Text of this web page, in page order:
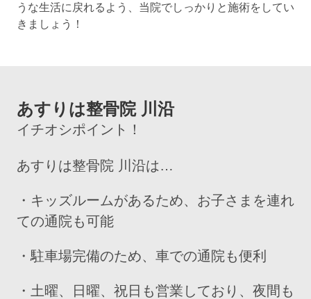
うな生活に戻れるよう、当院でしっかりと施術をしてい
きましょう！
あすりは整骨院 川沿
イチオシポイント！
あすりは整骨院 川沿は…
・キッズルームがあるため、お子さまを連れ
ての通院も可能
・駐車場完備のため、車での通院も便利
・土曜、日曜、祝日も営業しており、夜間も